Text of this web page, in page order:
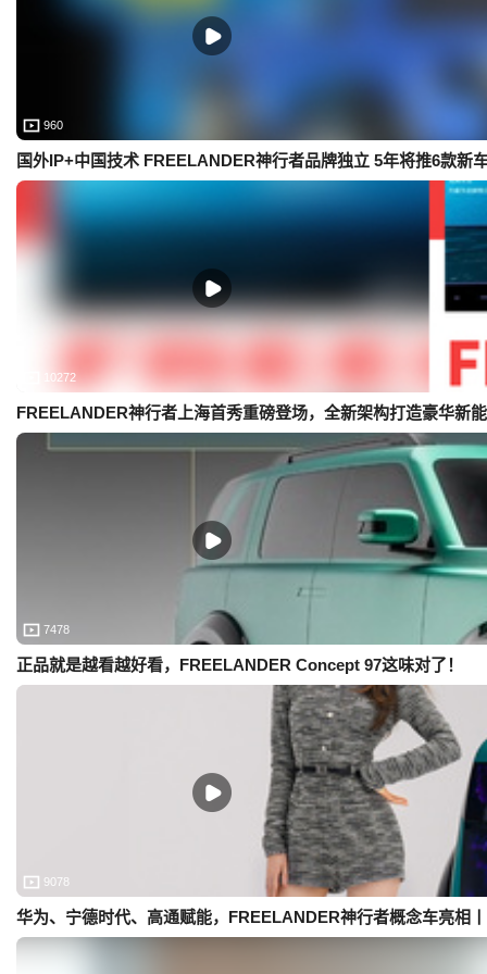
960
国外IP+中国技术 FREELANDER神行者品牌独立 5年将推6款新
10272
FREELANDER神行者上海首秀重磅登场，全新架构打造豪华新
7478
正品就是越看越好看，FREELANDER Concept 97这味对了！
9078
华为、宁德时代、高通赋能，FREELANDER神行者概念车亮相